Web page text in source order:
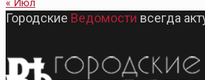
« Июл
Городские Ведомости всегда